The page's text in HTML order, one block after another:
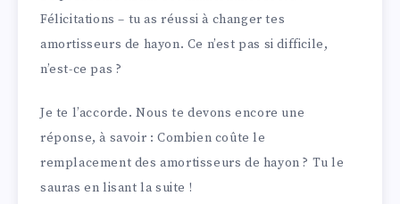
Félicitations – tu as réussi à changer tes
amortisseurs de hayon. Ce n’est pas si difficile,
n’est-ce pas ?
Je te l’accorde. Nous te devons encore une
réponse, à savoir : Combien coûte le
remplacement des amortisseurs de hayon ? Tu le
sauras en lisant la suite !